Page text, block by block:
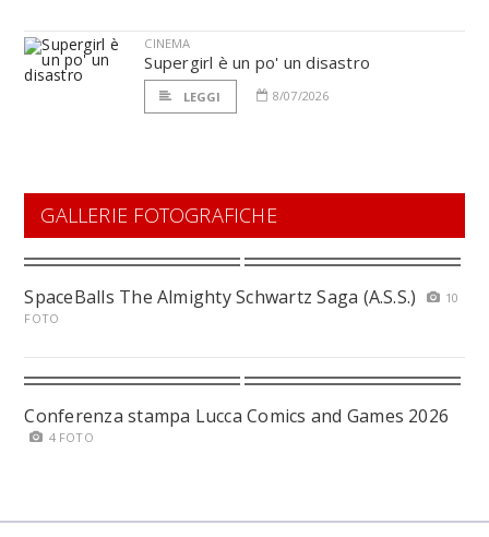
CINEMA
Supergirl è un po' un disastro
LEGGI 8/07/2026
GALLERIE FOTOGRAFICHE
SpaceBalls The Almighty Schwartz Saga (A.S.S.)
10
FOTO
Conferenza stampa Lucca Comics and Games 2026
4 FOTO